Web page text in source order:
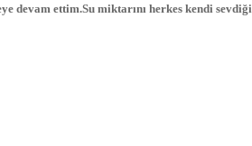
devam ettim.Su miktarını herkes kendi sevdiği